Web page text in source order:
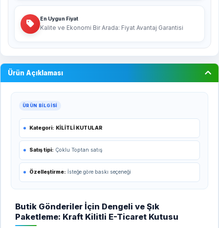
En Uygun Fiyat
Kalite ve Ekonomi Bir Arada: Fiyat Avantaj Garantisi
Ürün Açıklaması
ÜRÜN BILGISI
Kategori: KİLİTLİ KUTULAR
Satış tipi: Çoklu Toptan satış
Özelleştirme: İsteğe göre baskı seçeneği
Butik Gönderiler İçin Dengeli ve Şık
Paketleme: Kraft Kilitli E-Ticaret Kutusu